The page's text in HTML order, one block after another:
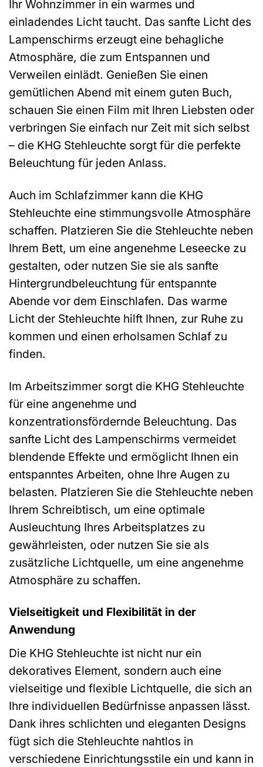
Ihr Wohnzimmer in ein warmes und
einladendes Licht taucht. Das sanfte Licht des
Lampenschirms erzeugt eine behagliche
Atmosphäre, die zum Entspannen und
Verweilen einlädt. Genießen Sie einen
gemütlichen Abend mit einem guten Buch,
schauen Sie einen Film mit Ihren Liebsten oder
verbringen Sie einfach nur Zeit mit sich selbst
– die KHG Stehleuchte sorgt für die perfekte
Beleuchtung für jeden Anlass.
Auch im Schlafzimmer kann die KHG
Stehleuchte eine stimmungsvolle Atmosphäre
schaffen. Platzieren Sie die Stehleuchte neben
Ihrem Bett, um eine angenehme Leseecke zu
gestalten, oder nutzen Sie sie als sanfte
Hintergrundbeleuchtung für entspannte
Abende vor dem Einschlafen. Das warme
Licht der Stehleuchte hilft Ihnen, zur Ruhe zu
kommen und einen erholsamen Schlaf zu
finden.
Im Arbeitszimmer sorgt die KHG Stehleuchte
für eine angenehme und
konzentrationsfördernde Beleuchtung. Das
sanfte Licht des Lampenschirms vermeidet
blendende Effekte und ermöglicht Ihnen ein
entspanntes Arbeiten, ohne Ihre Augen zu
belasten. Platzieren Sie die Stehleuchte neben
Ihrem Schreibtisch, um eine optimale
Ausleuchtung Ihres Arbeitsplatzes zu
gewährleisten, oder nutzen Sie sie als
zusätzliche Lichtquelle, um eine angenehme
Atmosphäre zu schaffen.
Vielseitigkeit und Flexibilität in der
Anwendung
Die KHG Stehleuchte ist nicht nur ein
dekoratives Element, sondern auch eine
vielseitige und flexible Lichtquelle, die sich an
Ihre individuellen Bedürfnisse anpassen lässt.
Dank ihres schlichten und eleganten Designs
fügt sich die Stehleuchte nahtlos in
verschiedene Einrichtungsstile ein und kann in